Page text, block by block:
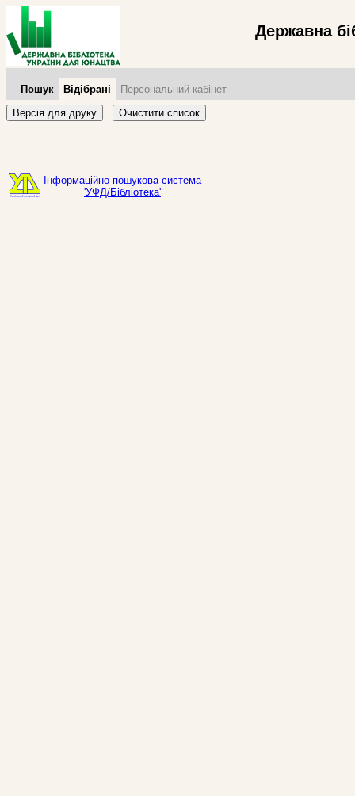
Державна
Пошук Відібрані
Персональний кабінет
Версія для друку
Очистити список
Інформаційно-пошукова система
'УФД/Бібліотека'